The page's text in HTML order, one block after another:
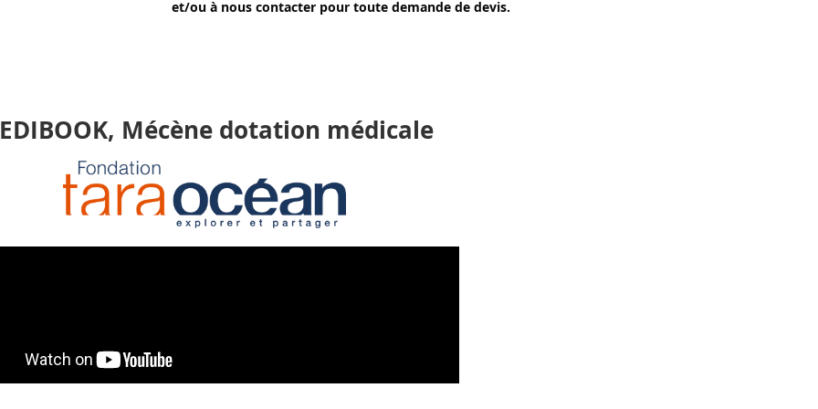
et/ou à nous contacter pour toute demande de devis.
Mécène dotation médicale